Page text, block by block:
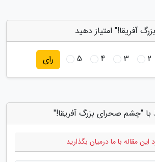
آفریقا!" امتیاز دهید
2
3
4
5 رای
با "چشم صحرای بزرگ آفریقا!"
مقاله با ما درمیان بگذارید